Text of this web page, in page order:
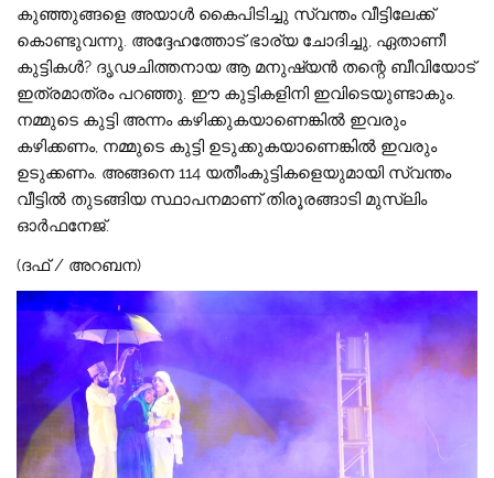
കുഞ്ഞുങ്ങളെ അയാൾ കൈപിടിച്ചു സ്വന്തം വീട്ടിലേക്ക്
കൊണ്ടുവന്നു. അദ്ദേഹത്തോട് ഭാര്യ ചോദിച്ചു, ഏതാണീ
കുട്ടികൾ? ദൃഢചിത്തനായ ആ മനുഷ്യൻ തന്റെ ബീവിയോട്
ഇത്രമാത്രം പറഞ്ഞു. ഈ കുട്ടികളിനി ഇവിടെയുണ്ടാകും.
നമ്മുടെ കുട്ടി അന്നം കഴിക്കുകയാണെങ്കിൽ ഇവരും
കഴിക്കണം, നമ്മുടെ കുട്ടി ഉടുക്കുകയാണെങ്കിൽ ഇവരും
ഉടുക്കണം. അങ്ങനെ 114 യതീംകുട്ടികളെയുമായി സ്വന്തം
വീട്ടിൽ തുടങ്ങിയ സ്ഥാപനമാണ് തിരൂരങ്ങാടി മുസ്‌ലിം
ഓർഫനേജ്.
(ദഫ് / അറബന)